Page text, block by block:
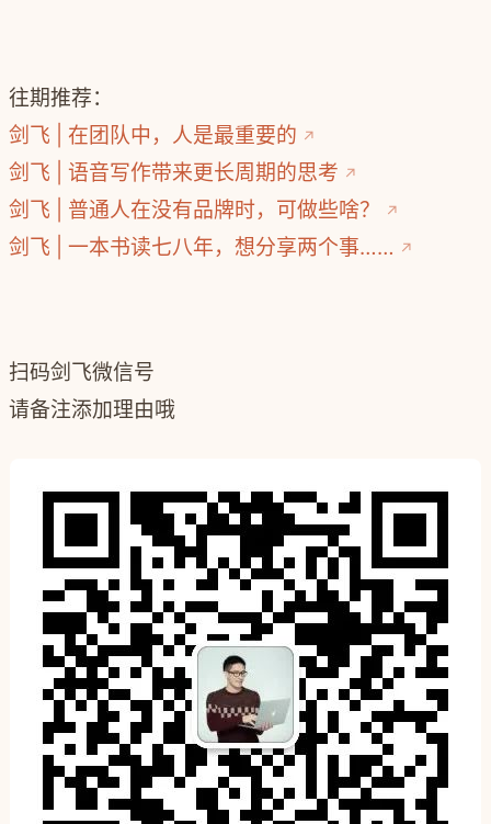
往期推荐：
剑飞 | 在团队中，人是最重要的
剑飞 | 语音写作带来更长周期的思考
剑飞 | 普通人在没有品牌时，可做些啥？
剑飞 | 一本书读七八年，想分享两个事……
扫码剑飞微信号
请备注添加理由哦